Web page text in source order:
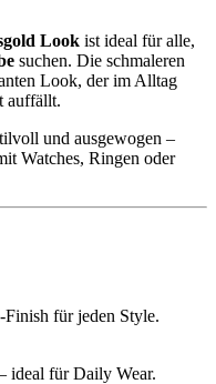
Look ist ideal für alle,
suchen. Die schmaleren
Look, der im Alltag
auffällt.
und ausgewogen –
Watches, Ringen oder
für jeden Style.
ideal für Daily Wear.